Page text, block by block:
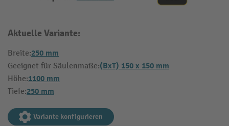
Aktuelle Variante:
Breite:250 mm
Geeignet für Säulenmaße:(BxT) 150 x 150 mm
Höhe:1100 mm
Tiefe:250 mm
Variante konfigurieren